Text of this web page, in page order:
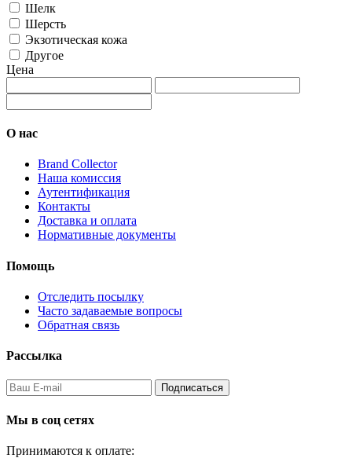
Шелк
Шерсть
Экзотическая кожа
Другое
Цена
О нас
Brand Collector
Наша комиссия
Аутентификация
Контакты
Доставка и оплата
Нормативные документы
Помощь
Отследить посылку
Часто задаваемые вопросы
Обратная связь
Рассылка
Подписаться
Мы в соц сетях
Принимаются к оплате: